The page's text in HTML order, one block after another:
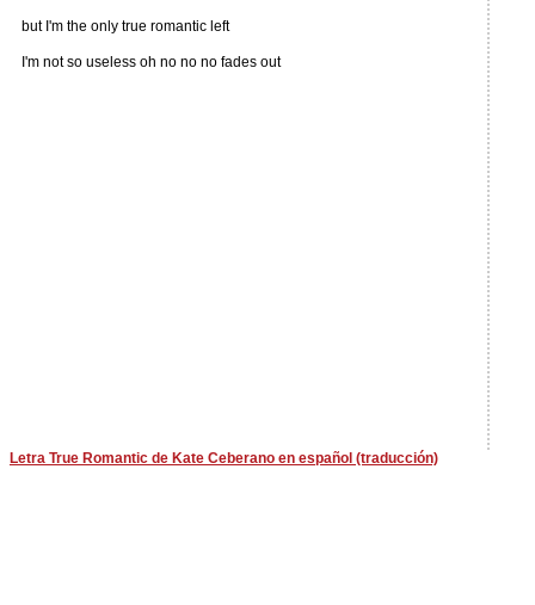
but I'm the only true romantic left
I'm not so useless oh no no no fades out
Letra True Romantic de Kate Ceberano en español (traducción)